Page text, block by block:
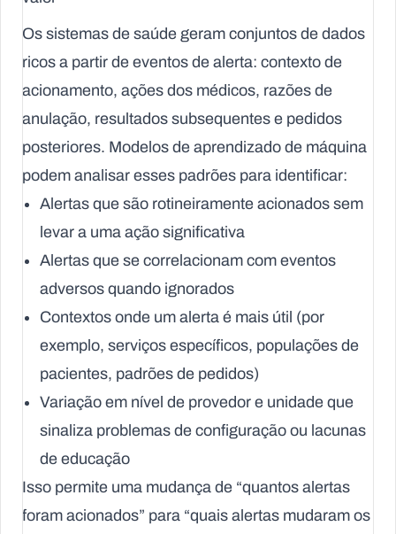
Os sistemas de saúde geram conjuntos de dados
ricos a partir de eventos de alerta: contexto de
acionamento, ações dos médicos, razões de
anulação, resultados subsequentes e pedidos
posteriores. Modelos de aprendizado de máquina
podem analisar esses padrões para identificar:
Alertas que são rotineiramente acionados sem
levar a uma ação significativa
Alertas que se correlacionam com eventos
adversos quando ignorados
Contextos onde um alerta é mais útil (por
exemplo, serviços específicos, populações de
pacientes, padrões de pedidos)
Variação em nível de provedor e unidade que
sinaliza problemas de configuração ou lacunas
de educação
Isso permite uma mudança de “quantos alertas
foram acionados” para “quais alertas mudaram os